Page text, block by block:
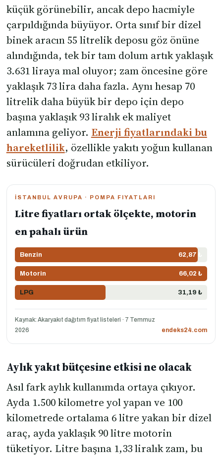
küçük görünebilir, ancak depo hacmiyle
çarpıldığında büyüyor. Orta sınıf bir dizel
binek aracın 55 litrelik deposu göz önüne
alındığında, tek bir tam dolum artık yaklaşık
3.631 liraya mal oluyor; zam öncesine göre
yaklaşık 73 lira daha fazla. Aynı hesap 70
litrelik daha büyük bir depo için depo
başına yaklaşık 93 liralık ek maliyet
anlamına geliyor. Enerji fiyatlarındaki bu
hareketlilik, özellikle yakıtı yoğun kullanan
sürücüleri doğrudan etkiliyor.
İSTANBUL AVRUPA · POMPA FIYATLARI
Litre fiyatları ortak ölçekte, motorin
en pahalı ürün
Benzin 62,87 ₺
Motorin 66,02 ₺
LPG 31,19 ₺
Kaynak: Akaryakıt dağıtım fiyat listeleri · 7 Temmuz
2026
endeks24.com
Aylık yakıt bütçesine etkisi ne olacak
Asıl fark aylık kullanımda ortaya çıkıyor.
Ayda 1.500 kilometre yol yapan ve 100
kilometrede ortalama 6 litre yakan bir dizel
araç, ayda yaklaşık 90 litre motorin
tüketiyor. Litre başına 1,33 liralık zam, bu